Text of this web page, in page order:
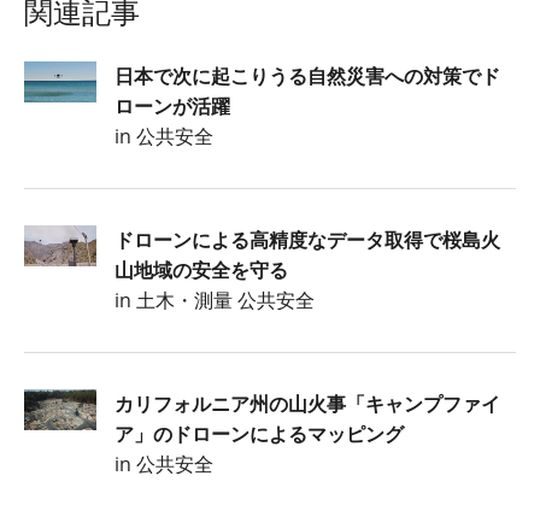
関連記事
日本で次に起こりうる自然災害への対策でド
ローンが活躍
in 公共安全
ドローンによる高精度なデータ取得で桜島火
山地域の安全を守る
in 土木・測量 公共安全
カリフォルニア州の山火事「キャンプファイ
ア」のドローンによるマッピング
in 公共安全